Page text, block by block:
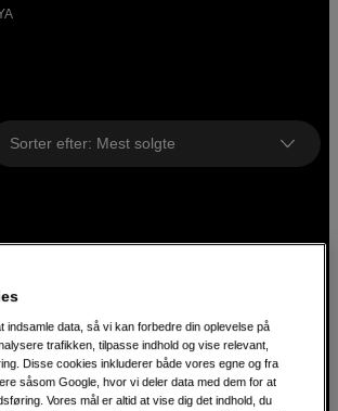
Sorter efter: Mest solgte
siden 1982
indsamle data, så vi kan forbedre din oplevelse på
trafikken, tilpasse indhold og vise relevant,
Disse cookies inkluderer både vores egne og fra
såsom Google, hvor vi deler data med dem for at
Vores mål er altid at vise dig det indhold, du